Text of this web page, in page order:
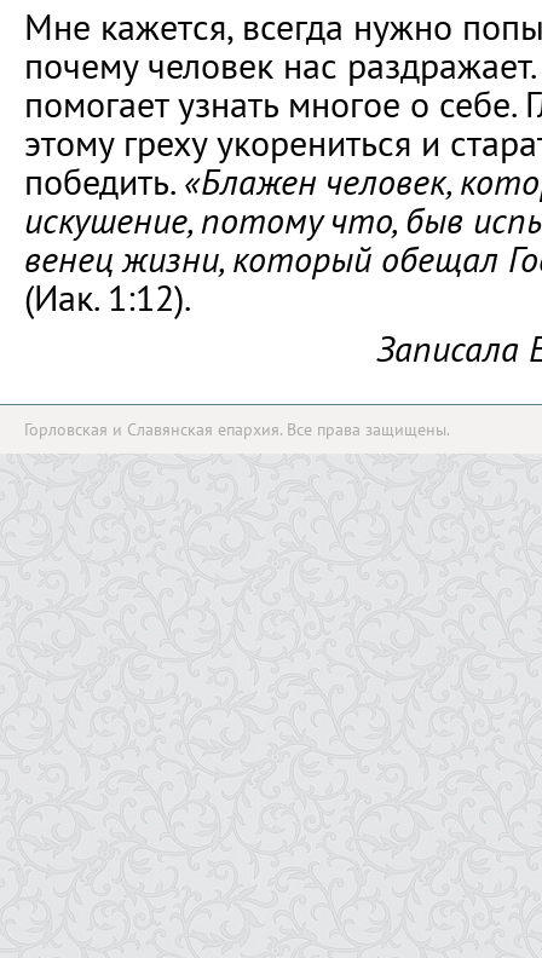
Мне кажется, всегда нужно
почему человек нас
помогает узнать многое о себе.
этому греху укорениться и
победить. «Блажен человек,
искушение, потому что, быв
венец жизни, который обещал
(Иак. 1:12).
Записала
Горловская и Славянская епархия. Все права защищены.